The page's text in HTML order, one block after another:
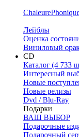
Лейблы
Оценка
Виниловый
CD
Каталог (4 733
Интересный
Новые
Новые релизы
Dvd / Blu-Ray
Подарки
ВАШ ВЫБОР
Подарочные
Подарочный